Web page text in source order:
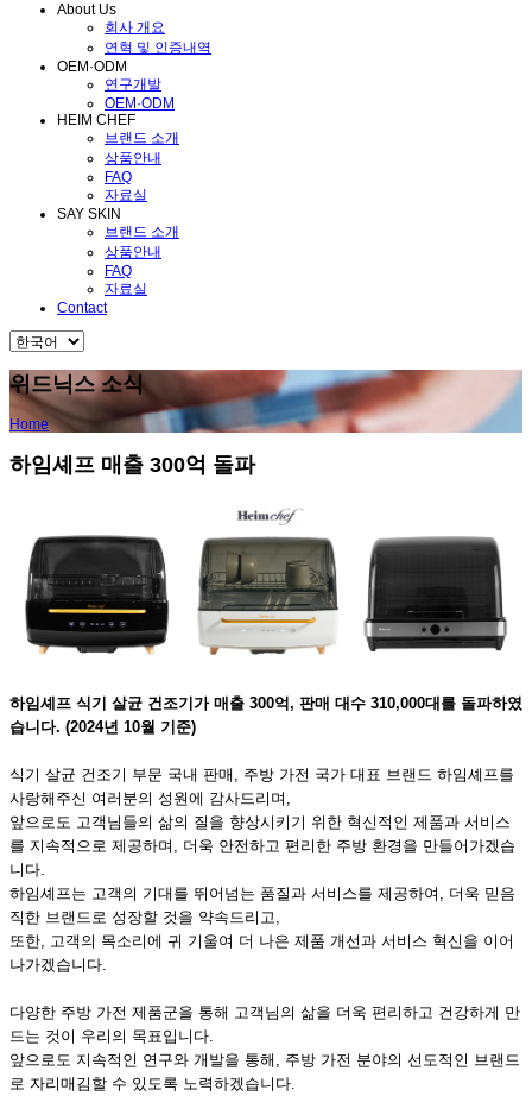
About Us
회사 개요
연혁 및 인증내역
OEM·ODM
연구개발
OEM·ODM
HEIM CHEF
브랜드 소개
상품안내
FAQ
자료실
SAY SKIN
브랜드 소개
상품안내
FAQ
자료실
Contact
위드닉스 소식
Home
하임셰프 매출 300억 돌파
하임셰프 식기 살균 건조기가 매출 300억, 판매 대수 310,000대를 돌파하였
습니다. (2024년 10월 기준)
식기 살균 건조기 부문 국내 판매, 주방 가전 국가 대표 브랜드 하임셰프를
사랑해주신 여러분의 성원에 감사드리며,
앞으로도 고객님들의 삶의 질을 향상시키기 위한 혁신적인 제품과 서비스
를 지속적으로 제공하며, 더욱 안전하고 편리한 주방 환경을 만들어가겠습
니다.
하임셰프는 고객의 기대를 뛰어넘는 품질과 서비스를 제공하여, 더욱 믿음
직한 브랜드로 성장할 것을 약속드리고,
또한, 고객의 목소리에 귀 기울여 더 나은 제품 개선과 서비스 혁신을 이어
나가겠습니다.
다양한 주방 가전 제품군을 통해 고객님의 삶을 더욱 편리하고 건강하게 만
드는 것이 우리의 목표입니다.
앞으로도 지속적인 연구와 개발을 통해, 주방 가전 분야의 선도적인 브랜드
로 자리매김할 수 있도록 노력하겠습니다.